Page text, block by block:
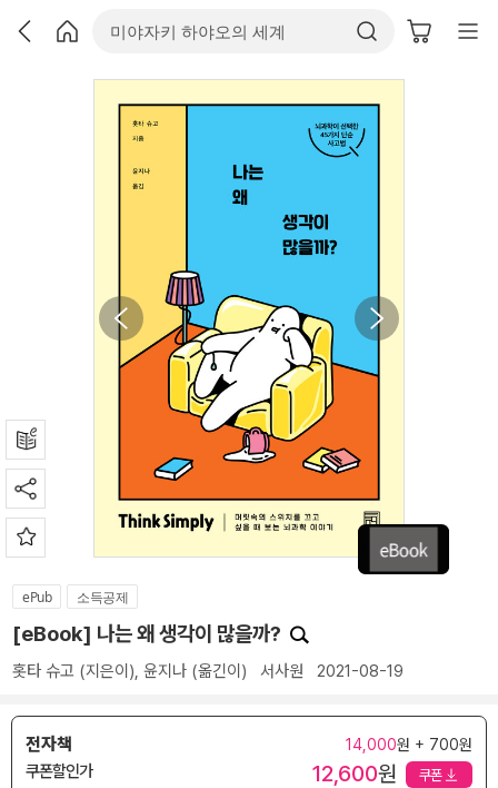
ePub 소득공제
[eBook] 나는 왜 생각이 많을까?
홋타 슈고 (지은이), 윤지나 (옮긴이) 서사원 2021-08-19
전자책 14,000원 + 700원
쿠폰할인가 12,600원 쿠폰